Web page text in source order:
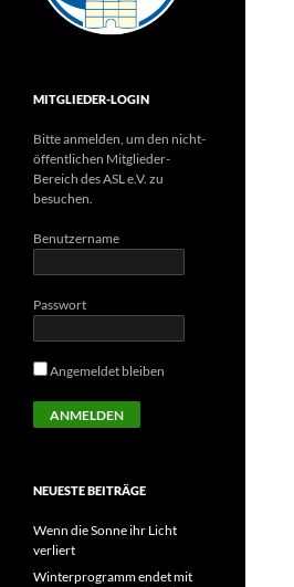
MITGLIEDER-LOGIN
Bitte anmelden, um den nicht-
öffentlichen Mitglieder-
Bereich des ASL e.V. zu
besuchen.
Benutzername
Passwort
Angemeldet bleiben
NEUESTE BEITRÄGE
Wenn die Sonne ihr Licht
verliert
Winterprogramm endet mit